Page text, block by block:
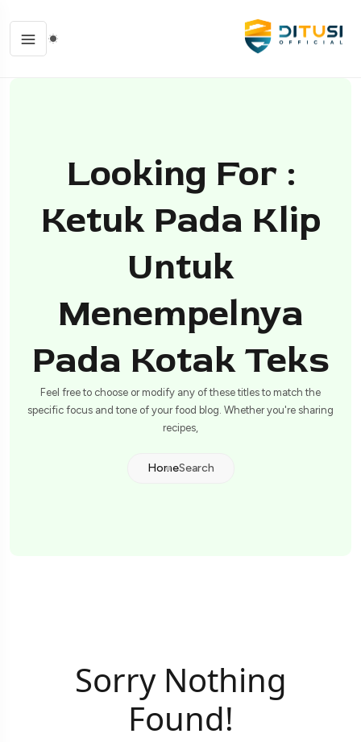
Looking For :
Ketuk Pada Klip
Untuk
Menempelnya
Pada Kotak Teks
Feel free to choose or modify any of these titles to match the
specific focus and tone of your food blog. Whether you're sharing
recipes,
HomeSearch
Sorry Nothing
Found!